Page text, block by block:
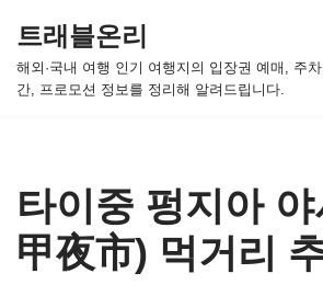
콘
텐
너
뛰
기
트래블온리
해외·국내 여행 인기 여행지의 입장권 예매, 주차
간, 프로모션 정보를 정리해 알려드립니다.
타이중 펑지아
甲夜市) 먹거리